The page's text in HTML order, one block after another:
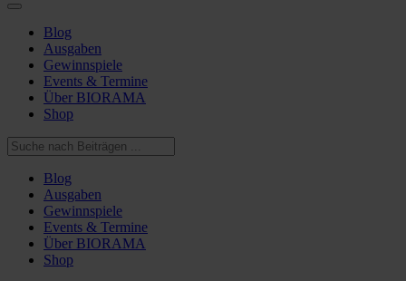
Blog
Ausgaben
Gewinnspiele
Events & Termine
Über BIORAMA
Shop
Blog
Ausgaben
Gewinnspiele
Events & Termine
Über BIORAMA
Shop